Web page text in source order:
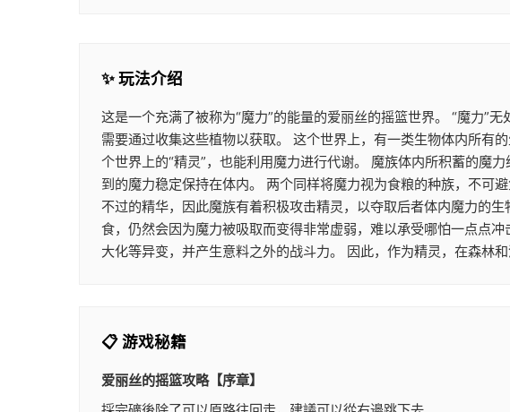
✨ 玩法介绍
这是一个充满了被称为“魔力”的能量的爱丽丝的摇篮世界。 “魔力”
需要通过收集这些植物以获取。 这个世界上，有一类生物体内所有
个世界上的“精灵”，也能利用魔力进行代谢。 魔族体内所积蓄的魔
到的魔力稳定保持在体内。 两个同样将魔力视为食粮的种族，不可
不过的精华，因此魔族有着积极攻击精灵，以夺取后者体内魔力的
食，仍然会因为魔力被吸取而变得非常虚弱，难以承受哪怕一点点
大化等异变，并产生意料之外的战斗力。 因此，作为精灵，在森林和
📋 游戏秘籍
爱丽丝的摇篮攻略【序章】